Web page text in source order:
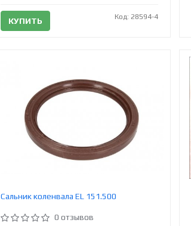
КУПИТЬ Код: 28594-4
Сальник коленвала EL 151.500
0 отзывов